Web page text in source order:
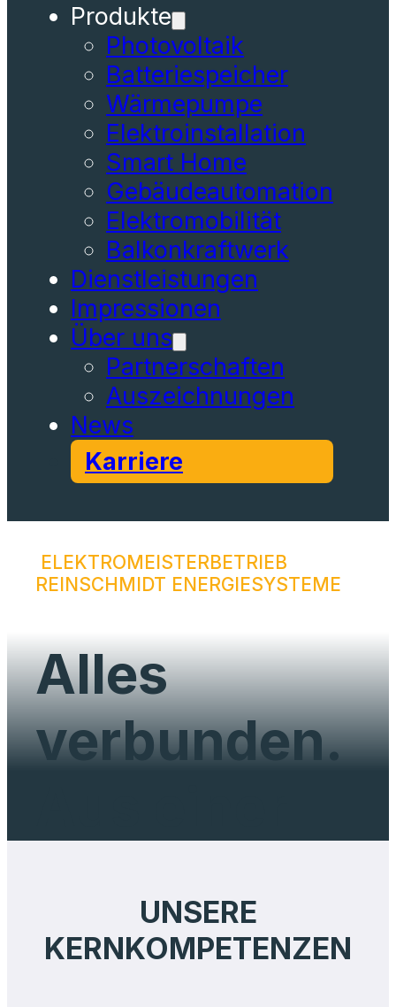
Produkte
Photovoltaik
Batteriespeicher
Wärmepumpe
Elektroinstallation
Smart Home
Gebäudeautomation
Elektromobilität
Balkonkraftwerk
Dienstleistungen
Impressionen
Über uns
Partnerschaften
Auszeichnungen
News
Karriere
ELEKTROMEISTERBETRIEB
REINSCHMIDT ENERGIESYSTEME
Alles
verbunden.
ANGEBOT
ANFORDERN
ANRUFEN
UNSERE
KERNKOMPETENZEN